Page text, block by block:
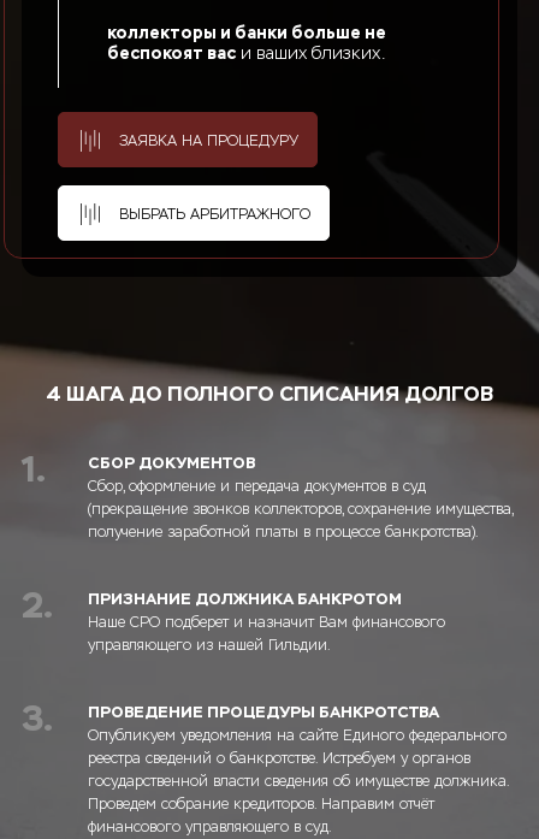
коллекторы и банки больше не
беспокоят васи ваших близких.
ЗАЯВКА НА ПРОЦЕДУРУ
ВЫБРАТЬ АРБИТРАЖНОГО
4 ШАГА ДО ПОЛНОГО СПИСАНИЯ ДОЛГОВ
1. СБОР ДОКУМЕНТОВ
Сбор, оформление и передача документов в суд
(прекращение звонков коллекторов, сохранение имущества,
получение заработной платы в процессе банкротства).
2. ПРИЗНАНИЕ ДОЛЖНИКА БАНКРОТОМ
Наше СРО подберет и назначит Вам финансового
управляющего из нашей Гильдии.
3. ПРОВЕДЕНИЕ ПРОЦЕДУРЫ БАНКРОТСТВА
Опубликуем уведомления на сайте Единого федерального
реестра сведений о банкротстве. Истребуем у органов
государственной власти сведения об имуществе должника.
Проведем собрание кредиторов. Направим отчёт
финансового управляющего в суд.